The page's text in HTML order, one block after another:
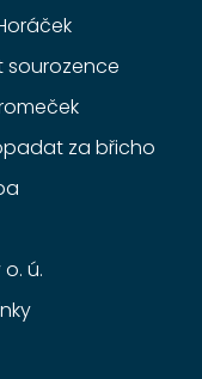
sourozence
za břicho
ú.